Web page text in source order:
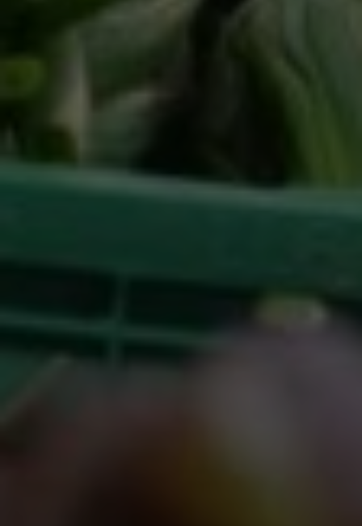
Marketing
Besucher über Websites hinweg verfolgen.
Externe Medien
Wenn Cookies von externen Medien akzeptiert
werden, bedarf der Zugriff auf externe Inhalte